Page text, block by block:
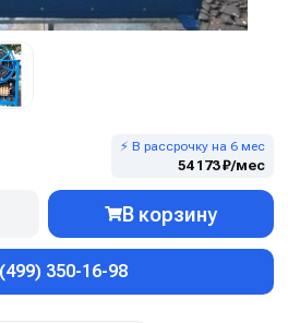
⚡ В рассрочку на 6 мес
54 173 ₽/мес
В корзину
350-16-98